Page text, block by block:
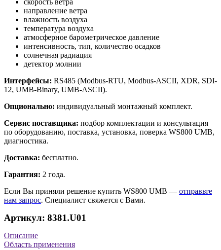
скорость ветра
направление ветра
влажность воздуха
температура воздуха
атмосферное барометрическое давление
интенсивность, тип, количество осадков
солнечная радиация
детектор молнии
Интерфейсы: RS485 (Modbus-RTU, Modbus-ASCII, XDR, SDI-
12, UMB-Binary, UMB-ASCII).
Опционально: индивидуальный монтажный комплект.
Сервис поставщика: подбор комплектации и консультация
по оборудованию, поставка, установка, поверка WS800 UMB,
диагностика.
Доставка: бесплатно.
Гарантия: 2 года.
Если Вы приняли решение купить WS800 UMB — отправьте
нам запрос. Специалист свяжется с Вами.
Артикул: 8381.U01
Описание
Область применения